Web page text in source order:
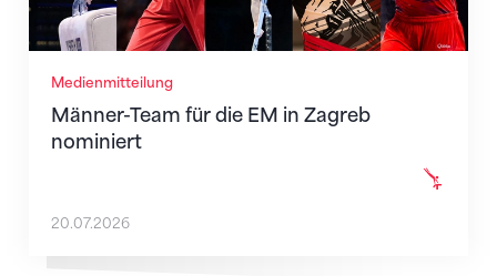
Medienmitteilung
Männer-Team für die EM in Zagreb
nominiert
20.07.2026